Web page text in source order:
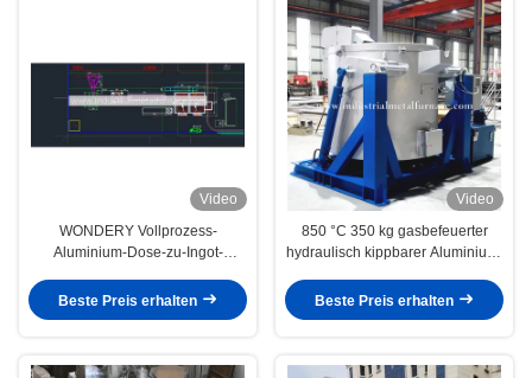
Video
WONDERY Vollprozess-
Aluminium-Dose-zu-Ingot-
umweltfreundliches Schmelzofen-
System.
Beste Preis erhalten
Video
850 °C 350 kg gasbefeuerter
hydraulisch kippbarer Aluminium-
Beste Preis erhalten